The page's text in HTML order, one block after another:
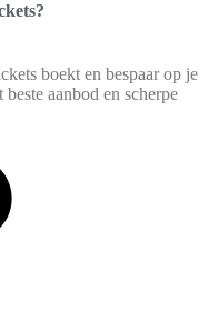
boekt en bespaar op je
aanbod en scherpe